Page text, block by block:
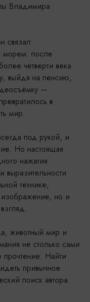
Владимира
связал
морем: после
четверти века
выйдя на пенсию,
—
в
мир.
под рукой, и
Но настоящая
нажатия
выразительности
технике,
но и
животный мир и
не столько сами
Найти
привычное
поиск автора.